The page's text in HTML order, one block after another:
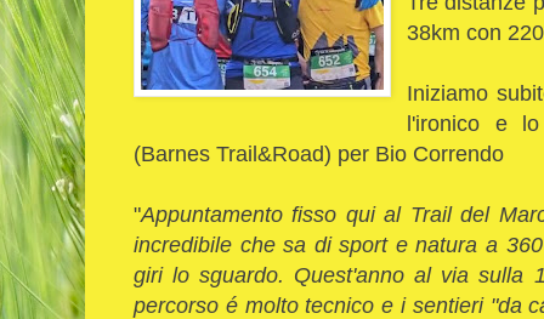
38km con
Iniziamo
l'ironico e
(Barnes Trail&Road) per Bio Correndo
"Appuntamento fisso qui al Trail del
incredibile che sa di sport e natura a
giri lo sguardo. Quest'anno al via sulla
percorso é molto tecnico e i sentieri "da